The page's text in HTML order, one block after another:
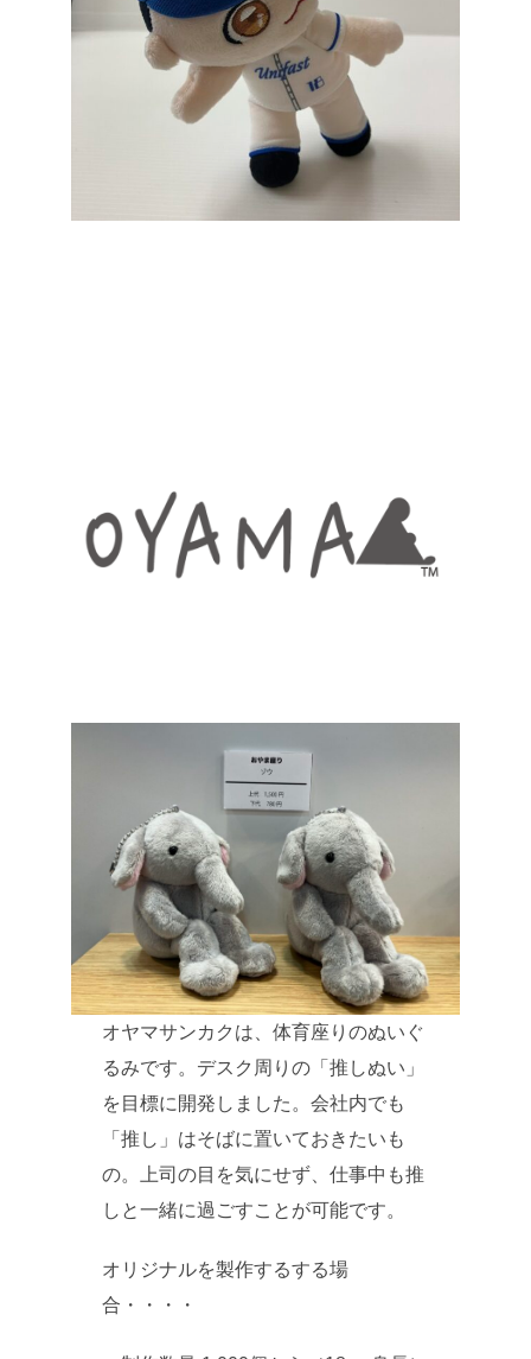
オヤマサンカクは、体育座りのぬいぐ
るみです。デスク周りの「推しぬい」
を目標に開発しました。会社内でも
「推し」はそばに置いておきたいも
の。上司の目を気にせず、仕事中も推
しと一緒に過ごすことが可能です。
オリジナルを製作するする場
合・・・・